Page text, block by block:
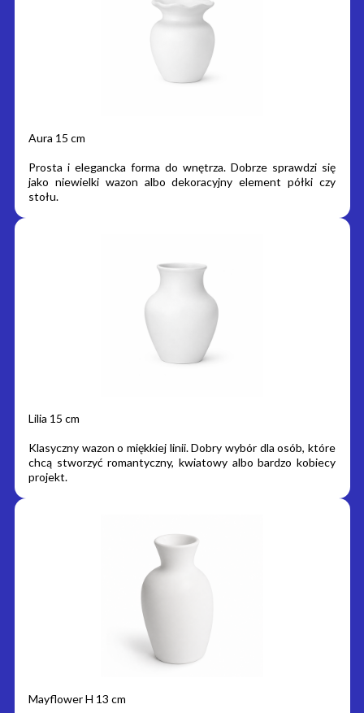
Aura 15 cm
Prosta i elegancka forma do wnętrza. Dobrze sprawdzi się
jako niewielki wazon albo dekoracyjny element półki czy
stołu.
Lilia 15 cm
Klasyczny wazon o miękkiej linii. Dobry wybór dla osób, które
chcą stworzyć romantyczny, kwiatowy albo bardzo kobiecy
projekt.
Mayflower H 13 cm